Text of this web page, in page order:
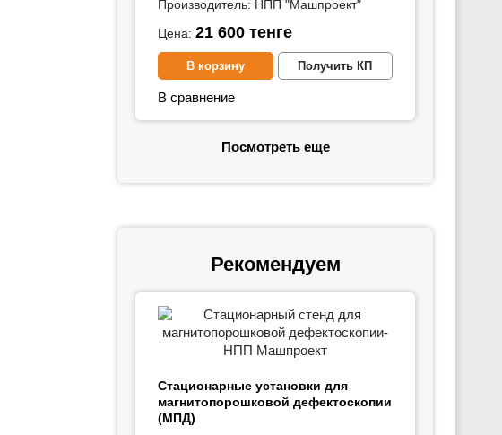
Производитель: НПП "Машпроект"
Цена: 21 600 тенге
В корзину Получить КП
В сравнение
Посмотреть еще
Рекомендуем
Стационарные установки для
магнитопорошковой дефектоскопии
(МПД)